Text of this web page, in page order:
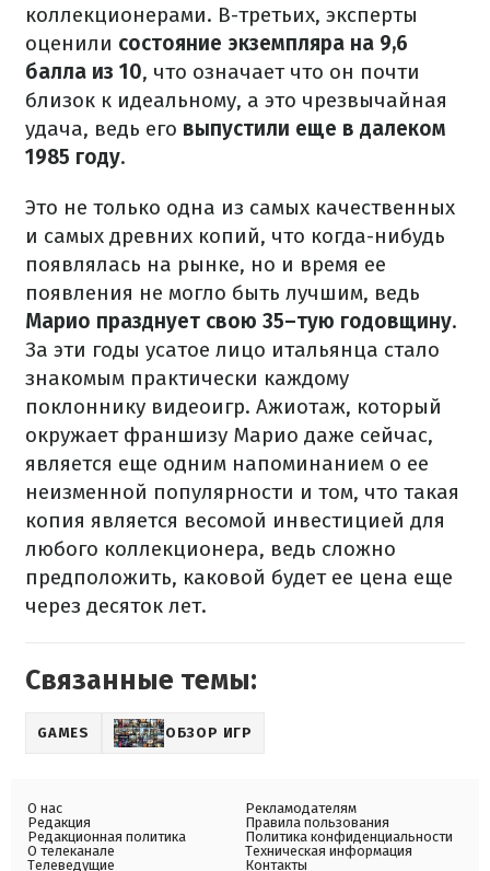
коллекционерами. В-третьих, эксперты
оценили состояние экземпляра на 9,6
балла из 10, что означает что он почти
близок к идеальному, а это чрезвычайная
удача, ведь его выпустили еще в далеком
1985 году.
Это не только одна из самых качественных
и самых древних копий, что когда-нибудь
появлялась на рынке, но и время ее
появления не могло быть лучшим, ведь
Марио празднует свою 35–тую годовщину.
За эти годы усатое лицо итальянца стало
знакомым практически каждому
поклоннику видеоигр. Ажиотаж, который
окружает франшизу Марио даже сейчас,
является еще одним напоминанием о ее
неизменной популярности и том, что такая
копия является весомой инвестицией для
любого коллекционера, ведь сложно
предположить, каковой будет ее цена еще
через десяток лет.
Связанные темы:
GAMES ОБЗОР ИГР
О нас
Редакция
Редакционная политика
О телеканале
Телеведущие
Рекламодателям
Правила пользования
Политика конфиденциальности
Техническая информация
Контакты